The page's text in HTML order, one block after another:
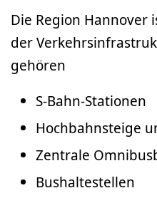
Die Region Hannover
der
gehören
S-Bahn-Stationen
Hochbahnsteige
Zentrale
Bushaltestellen